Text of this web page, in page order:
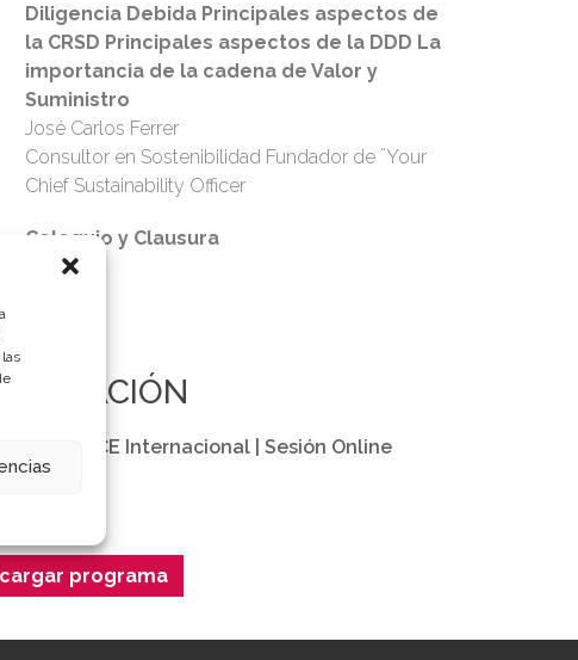
Diligencia Debida Principales aspectos de
la CRSD Principales aspectos de la DDD La
importancia de la cadena de Valor y
Suministro
José Carlos Ferrer
Consultor en Sostenibilidad Fundador de ¨Your
Chief Sustainability Officer
Coloquio y Clausura
/ IVACE Internacional | Sesión Online
programa